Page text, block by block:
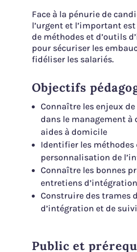
Face à la pénurie de
l’urgent et l’important
de méthodes et d’outils
pour sécuriser les
fidéliser les salariés.
Objectifs
Connaître les enjeux
dans le management à
aides à domicile
Identifier les méthodes
personnalisation de
Connaître les bonnes
entretiens
Construire des trames
d’intégration et de suivi
Public et